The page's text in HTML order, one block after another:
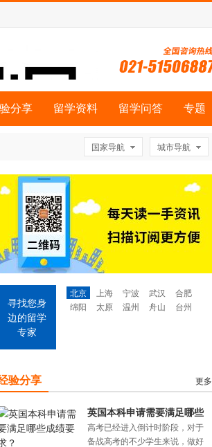
分享 留学资料 留学问答 专题
国家导航 城市导航
寻找您身
边的留学
专家
北京 上海 宁波 武汉
合肥
绵阳
太原 温州 舟山 台州
验分享 更多
英国本科申请需要满足哪些
成绩要求？
高考已经进入倒计时阶段，对于
备战高考的不少学生来说，做好